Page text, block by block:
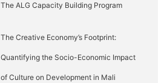
The ALG Capacity Building Program
The Creative Economy’s Footprint:
Quantifying the Socio-Economic Impact
of Culture on Development in Mali